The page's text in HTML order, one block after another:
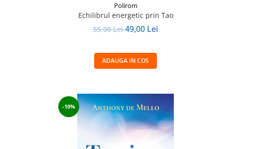
Polirom
Echilibrul energetic prin Tao
55,00 Lei49,00 Lei
ADAUGA IN COS
-10%